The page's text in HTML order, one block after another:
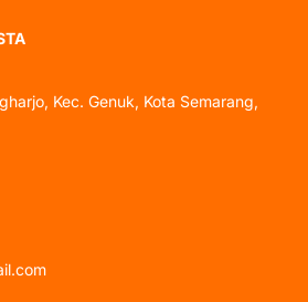
Kec. Genuk, Kota Semarang,